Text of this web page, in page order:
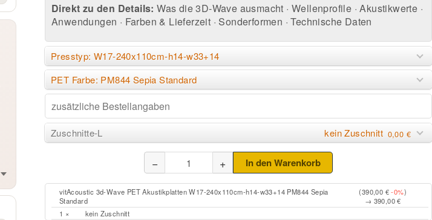
Direkt zu den Details: Was die 3D-Wave ausmacht ·Wellenprofile ·Akustikwerte ·
Anwendungen · Farben & Lieferzeit · Sonderformen ·Technische Daten
Presstyp: W17-240x110cm-h14-w33+14
PET Farbe: PM844 Sepia Standard
Zuschnitte-L kein Zuschnitt 0,00 €
vitAcoustic 3d-Wave PET Akustikplatten W17-240x110cm-h14-w33+14 PM844 Sepia
Standard
(390,00 €-0%)
→ 390,00 €
1 ×
kein Zuschnitt
− + In den Warenkorb